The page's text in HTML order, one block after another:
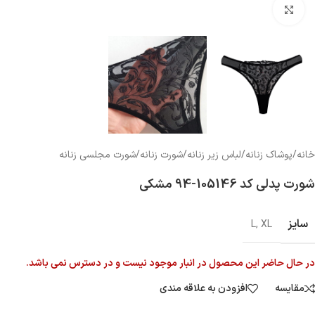
خانه/پوشاک زنانه/لباس زیر زنانه/شورت زنانه/شورت مجلسی زنانه
شورت پدلی کد 105146-94 مشکی
سایز L, XL
در حال حاضر این محصول در انبار موجود نیست و در دسترس نمی باشد.
مقایسه
افزودن به علاقه مندی